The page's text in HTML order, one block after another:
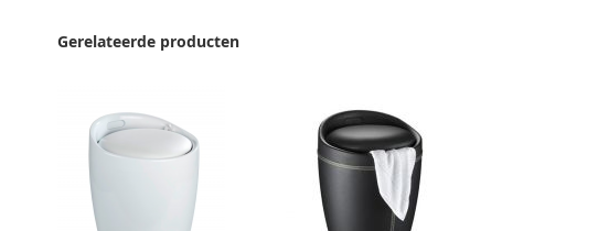
Gerelateerde producten